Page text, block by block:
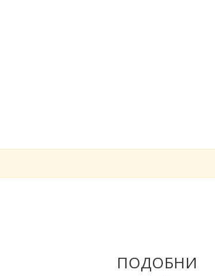
ПОДОБНИ